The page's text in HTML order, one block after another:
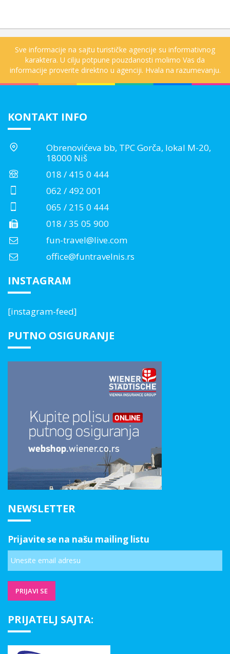
Sve informacije na sajtu turističke agencije su informativnog
karaktera. U cilju potpune pouzdanosti molimo Vas da
informacije proverite direktno u agenciji. Hvala na razumevanju.
KONTAKT INFO
Obrenovićeva bb, TPC Gorča, lokal M-20,
18000 Niš
018 / 415 0 444
062 / 492 001
065 / 215 0 444
018 / 35 05 900
fun-travel@live.com
office@funtravelnis.rs
INSTAGRAM
[instagram-feed]
PUTNO OSIGURANJE
NEWSLETTER
Prijavite se na našu mailing listu
PRIJATELJ SAJTA: